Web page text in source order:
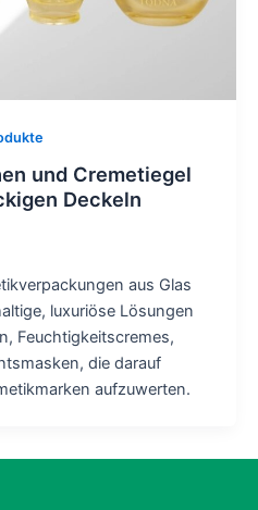
und Cremetiegel
Deckeln
aus Glas
luxuriöse Lösungen
Feuchtigkeitscremes,
die darauf
aufzuwerten.